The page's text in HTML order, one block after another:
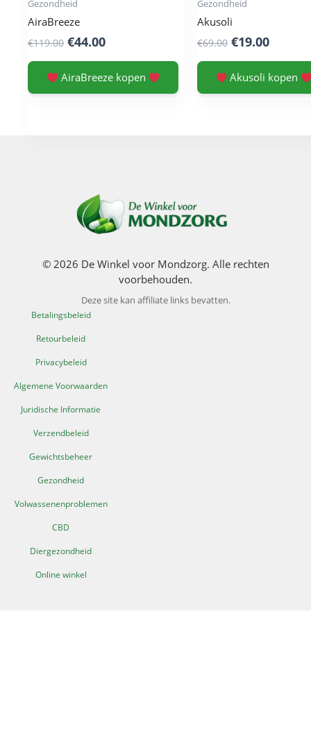
Gezondheid
AiraBreeze
€119.00 Original
price
was:
€44.00Current
price
is:
€44.00.
AiraBreeze kopen
Gezondheid
Akusoli
€69.00 Original
price
was:
€19.00
price
is:
€19.00.
Akusoli kopen
© 2026 De Winkel voor Mondzorg. Alle rechten
voorbehouden.
Deze site kan affiliate links bevatten.
Betalingsbeleid
Retourbeleid
Privacybeleid
Algemene Voorwaarden
Juridische Informatie
Verzendbeleid
Gewichtsbeheer
Gezondheid
Volwassenenproblemen
CBD
Diergezondheid
Online winkel